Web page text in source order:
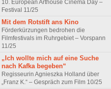
10. European Arthouse Cinema Day –
Festival 11/25
Mit dem Rotstift ans Kino
Förderkürzungen bedrohen die
Filmfestivals im Ruhrgebiet – Vorspann
11/25
„Ich wollte mich auf eine Suche
nach Kafka begeben“
Regisseurin Agnieszka Holland über
„Franz K.“ – Gespräch zum Film 10/25